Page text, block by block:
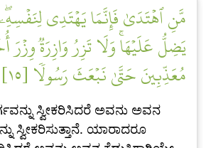
مَّنِ ٱهۡتَدَىٰ فَإِنَّمَا يَهۡتَدِي
يَضِلُّ عَلَيۡهَاۚ وَلَا تَزِرُ وَازِرَةٞ وِزۡرَ
مُعَذِّبِينَ حَتَّىٰ نَبۡعَثَ رَسُولٗا [١٥]
ಸ್ವೀಕರಿಸಿದರೆ ಅವನು ಅವನ
ಸ್ವೀಕರಿಸುತ್ತಾನೆ. ಯಾರಾದರೂ